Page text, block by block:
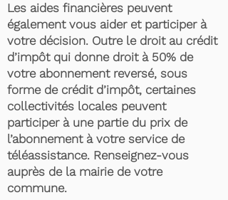
Les aides financières peuvent
également vous aider et participer à
votre décision. Outre le droit au crédit
d’impôt qui donne droit à 50% de
votre abonnement reversé, sous
forme de crédit d’impôt, certaines
collectivités locales peuvent
participer à une partie du prix de
l’abonnement à votre service de
téléassistance. Renseignez-vous
auprès de la mairie de votre
commune.